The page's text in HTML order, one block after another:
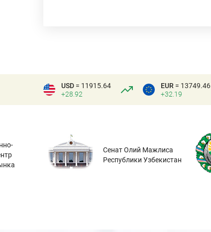
USD = 11915.64
+28.92
EUR = 13749.46
+32.19
Сенат Олий Мажлиса
Республики Узбекистан